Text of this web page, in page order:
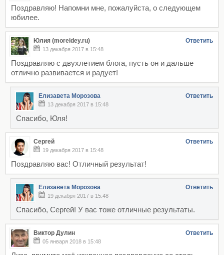
Поздравляю! Напомни мне, пожалуйста, о следующем
юбилее.
Юлия (moreidey.ru) Ответить
13 декабря 2017 в 15:48
Поздравляю с двухлетием блога, пусть он и дальше
отлично развивается и радует!
Елизавета Морозова Ответить
13 декабря 2017 в 15:48
Спасибо, Юля!
Сергей Ответить
19 декабря 2017 в 15:48
Поздравляю вас! Отличный результат!
Елизавета Морозова Ответить
19 декабря 2017 в 15:48
Спасибо, Сергей! У вас тоже отличные результаты.
Виктор Дулин Ответить
05 января 2018 в 15:48